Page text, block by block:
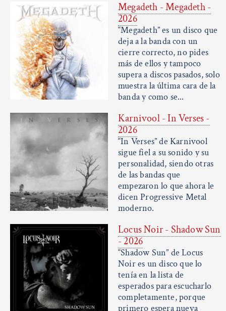
Megadeth - Megadeth -
2026
“Megadeth” es un disco que
deja a la banda con un
cierre correcto, no pides
más de ellos y tampoco
supera a discos pasados, solo
muestra la última cara de la
banda y como se...
Karnivool - In Verses -
2026
“In Verses” de Karnivool
sigue fiel a su sonido y su
personalidad, siendo otras
de las bandas que
empezaron lo que ahora le
dicen Progressive Metal
moderno.
Locus Noir - Shadow Sun
- 2026
“Shadow Sun” de Locus
Noir es un disco que lo
tenía en la lista de
esperados para escucharlo
completamente, porque
primero espera nueva